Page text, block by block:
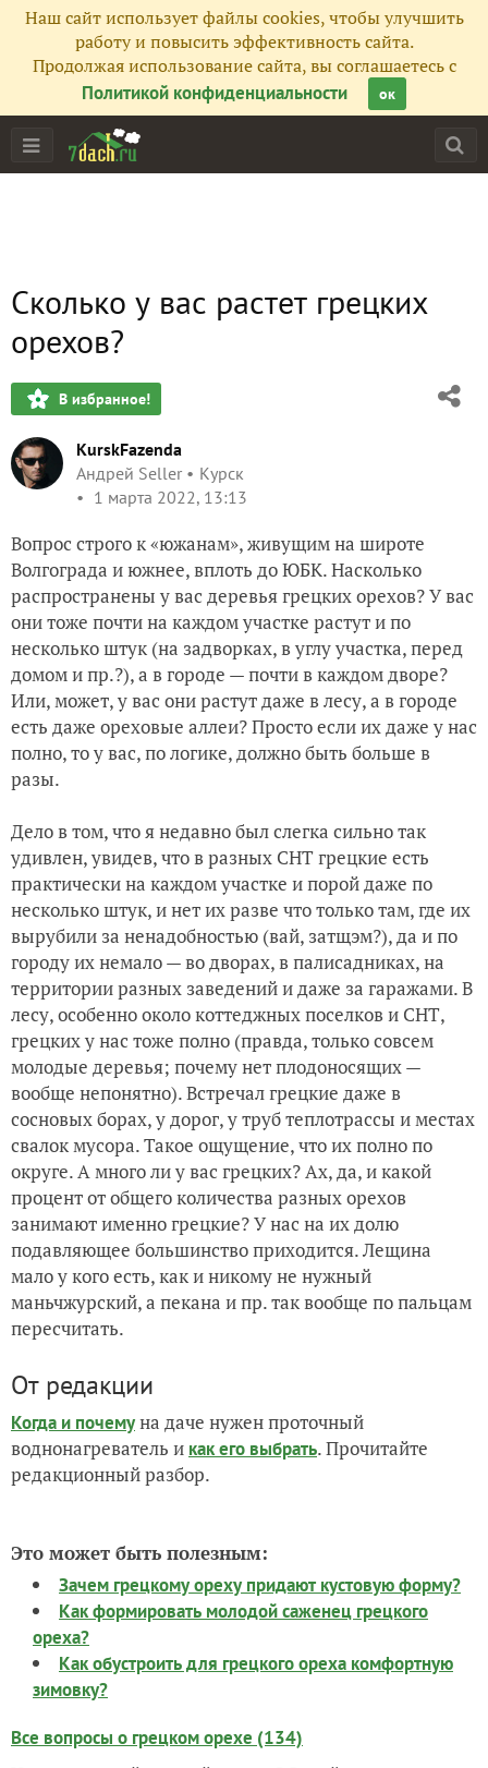
Наш сайт использует файлы cookies, чтобы улучшить
работу и повысить эффективность сайта.
Продолжая использование сайта, вы соглашаетесь с
Политикой конфиденциальности
ок
Сколько у вас растет грецких
орехов?
В избранное!
KurskFazenda
Андрей Seller
Курск
1 марта 2022, 13:13
Вопрос строго к «южанам», живущим на широте
Волгограда и южнее, вплоть до ЮБК. Насколько
распространены у вас деревья грецких орехов? У вас
они тоже почти на каждом участке растут и по
несколько штук (на задворках, в углу участка, перед
домом и пр.?), а в городе — почти в каждом дворе?
Или, может, у вас они растут даже в лесу, а в городе
есть даже ореховые аллеи? Просто если их даже у нас
полно, то у вас, по логике, должно быть больше в
разы.
Дело в том, что я недавно был слегка сильно так
удивлен, увидев, что в разных СНТ грецкие есть
практически на каждом участке и порой даже по
несколько штук, и нет их разве что только там, где их
вырубили за ненадобностью (вай, затщэм?), да и по
городу их немало — во дворах, в палисадниках, на
территории разных заведений и даже за гаражами. В
лесу, особенно около коттеджных поселков и СНТ,
грецких у нас тоже полно (правда, только совсем
молодые деревья; почему нет плодоносящих —
вообще непонятно). Встречал грецкие даже в
сосновых борах, у дорог, у труб теплотрассы и местах
свалок мусора. Такое ощущение, что их полно по
округе. А много ли у вас грецких? Ах, да, и какой
процент от общего количества разных орехов
занимают именно грецкие? У нас на их долю
подавляющее большинство приходится. Лещина
мало у кого есть, как и никому не нужный
маньчжурский, а пекана и пр. так вообще по пальцам
пересчитать.
От редакции
Когда и почемуна даче нужен проточный
воднонагреватель и как его выбрать. Прочитайте
редакционный разбор.
Это может быть полезным:
Зачем грецкому ореху придают кустовую форму?
Как формировать молодой саженец грецкого
ореха?
Как обустроить для грецкого ореха комфортную
зимовку?
Все вопросы о грецком орехе (134)